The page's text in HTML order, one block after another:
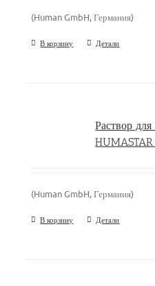
(Human GmbH, Германия)
В корзину Детали
Раствор
(Human GmbH, Германия)
В корзину Детали